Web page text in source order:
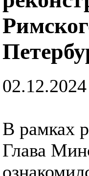
02.12.2024
В рамках
Глава